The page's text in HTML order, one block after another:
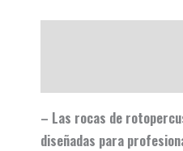
– Las rocas de
diseñadas para